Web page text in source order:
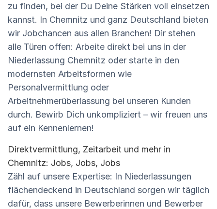
zu finden, bei der Du Deine Stärken voll einsetzen
kannst. In Chemnitz und ganz Deutschland bieten
wir Jobchancen aus allen Branchen! Dir stehen
alle Türen offen: Arbeite direkt bei uns in der
Niederlassung Chemnitz oder starte in den
modernsten Arbeitsformen wie
Personalvermittlung oder
Arbeitnehmerüberlassung bei unseren Kunden
durch. Bewirb Dich unkompliziert – wir freuen uns
auf ein Kennenlernen!
Direktvermittlung, Zeitarbeit und mehr in
Chemnitz: Jobs, Jobs, Jobs
Zähl auf unsere Expertise: In Niederlassungen
flächendeckend in Deutschland sorgen wir täglich
dafür, dass unsere Bewerberinnen und Bewerber